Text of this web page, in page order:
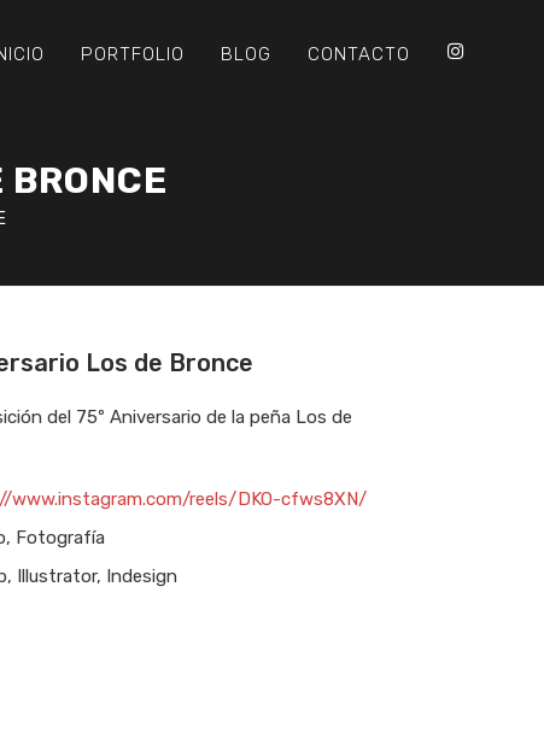
PORTFOLIO BLOG CONTACTO
Los de Bronce
del 75º Aniversario de la peña Los de
www.instagram.com/reels/DKO-cfws8XN/
Fotografía
Illustrator, Indesign